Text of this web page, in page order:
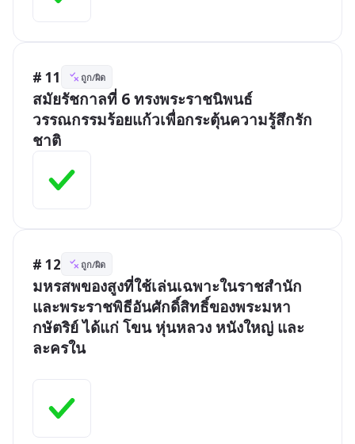
# 11 ถูก/ผิด
สมัยรัชกาลที่ 6 ทรงพระราชนิพนธ์
วรรณกรรมร้อยแก้วเพื่อกระตุ้นความรู้สึกรัก
ชาติ
# 12 ถูก/ผิด
มหรสพของสูงที่ใช้เล่นเฉพาะในราชสำนัก
และพระราชพิธีอันศักดิ์สิทธิ์ของพระมหา
กษัตริย์ ได้แก่ โขน หุ่นหลวง หนังใหญ่ และ
ละครใน